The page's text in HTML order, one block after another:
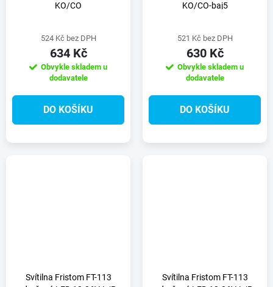
KO/CO
524 Kč bez DPH
634 Kč
Obvykle skladem u
dodavatele
DO KOŠÍKU
KO/CO-baj5
521 Kč bez DPH
630 Kč
Obvykle skladem u
dodavatele
DO KOŠÍKU
Svítilna Fristom FT-113
Svítilna Fristom FT-113